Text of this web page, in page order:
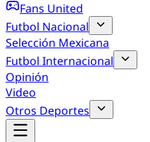
Fans United
Futbol Nacional
Selección Mexicana
Futbol Internacional
Opinión
Video
Otros Deportes